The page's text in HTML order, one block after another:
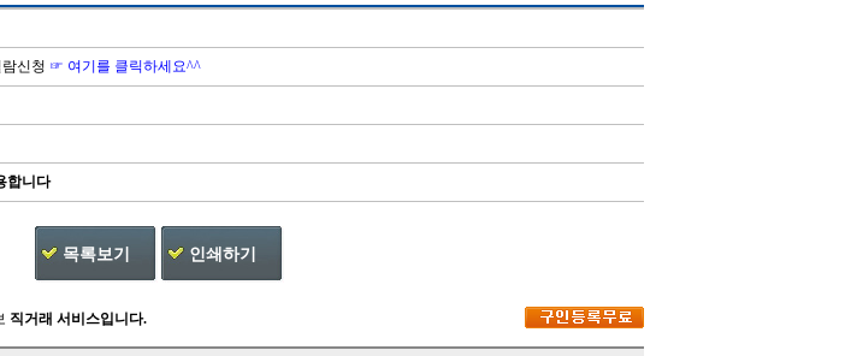
신청 ☞ 여기를 클릭하세요^^
합니다
목록보기 인쇄하기
직거래 서비스입니다.